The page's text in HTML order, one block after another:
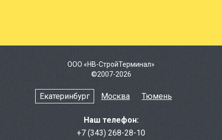
ООО «НВ-СтройТерминал»
©2007-2026
Екатеринбург Москва Тюмень
Наш телефон:
+7 (343) 268-28-10